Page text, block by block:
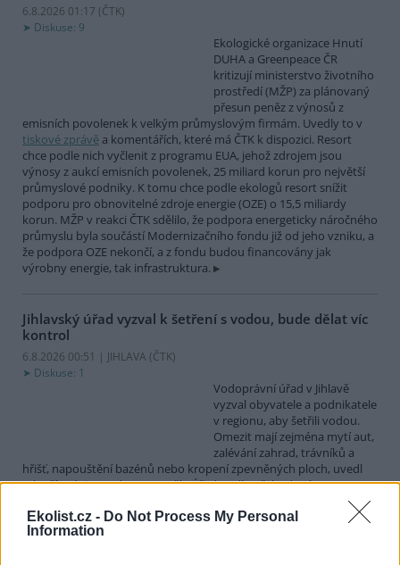
Ekolist.cz - Do Not Process My Personal
Information
6.8.2026 01:17 (ČTK)
Diskuse: 9
Ekologické organizace Hnutí
DUHA a Greenpeace ČR
kritizují ministerstvo životního
prostředí (MŽP) za plánovaný
přesun peněz z výnosů z
emisních povolenek k velkým průmyslovým firmám. Uvedly to v
tiskové zprávě a komentářích, které má ČTK k dispozici. Resort
chce podle nich vyčlenit z programu EUA, jehož zdrojem jsou
výnosy z aukcí emisních povolenek, 25 miliard korun pro největší
průmyslové podniky. K tomu chce podle ekologů resort snížit
podporu pro obnovitelné zdroje energie (OZE) o 15,5 miliardy
korun. MŽP v reakci ČTK sdělilo, že podpora energeticky náročného
průmyslu byla součástí Modernizačního fondu již od jeho vzniku, a
že podpora OZE nekončí, a z fondu budou financovány jak
výrobny energie, tak infrastruktura.
Jihlavský úřad vyzval k šetření s vodou, bude dělat víc
kontrol
6.8.2026 00:51 | JIHLAVA (ČTK)
Diskuse: 1
Vodoprávní úřad v Jihlavě
vyzval obyvatele a podnikatele
v regionu, aby šetřili vodou.
Omezit mají zejména mytí aut,
zalévání zahrad, trávníků a
hřišť, napouštění bazénů nebo kropení zpevněných ploch, uvedl
mluvčí radnice Radovan Daněk. Úřad podle něj bude víc
kontrolovat povolené odběry. Výzva k šetření vodou platí pro
všechny obce spadající pod Jihlavu jako obec s rozšířenou
působností.